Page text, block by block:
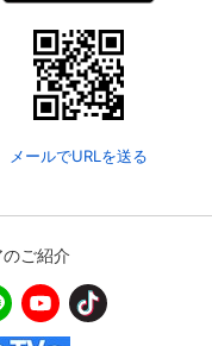
メールでURLを送る
ご紹介